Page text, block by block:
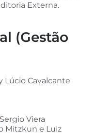
Externa.
(Gestão
Lúcio Cavalcante
Sergio Viera
Mitzkun e Luiz